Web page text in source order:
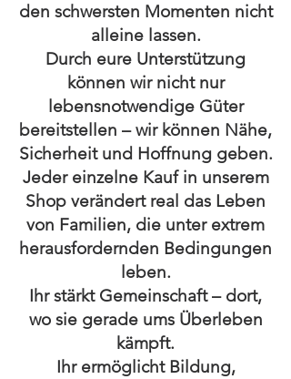
den schwersten Momenten nicht
alleine lassen.
Durch eure Unterstützung
können wir nicht nur
lebensnotwendige Güter
bereitstellen – wir können Nähe,
Sicherheit und Hoffnung geben.
Jeder einzelne Kauf in unserem
Shop verändert real das Leben
von Familien, die unter extrem
herausfordernden Bedingungen
leben.
Ihr stärkt Gemeinschaft – dort,
wo sie gerade ums Überleben
kämpft.
Ihr ermöglicht Bildung,